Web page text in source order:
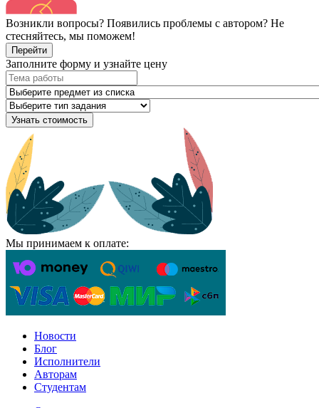
Возникли вопросы? Появились проблемы с автором? Не
стесняйтесь, мы поможем!
Перейти
Заполните форму и узнайте цену
Узнать стоимость
Мы принимаем к оплате:
Новости
Блог
Исполнители
Авторам
Студентам